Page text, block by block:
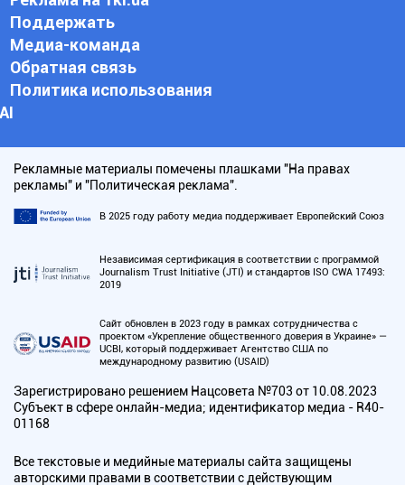
Поддержать
Медиа-команда
Обратная связь
Политика использования
АI
Рекламные материалы помечены плашками "На правах
рекламы" и "Политическая реклама".
В 2025 году работу медиа поддерживает Европейский Союз
Независимая сертификация в соответствии с программой
Journalism Trust Initiative (JTI) и стандартов ISO CWA 17493:
2019
Сайт обновлен в 2023 году в рамках сотрудничества с
проектом «Укрепление общественного доверия в Украине» —
UCBI, который поддерживает Агентство США по
международному развитию (USAID)
Зарегистрировано решением Нацсовета №703 от 10.08.2023
Субъект в сфере онлайн-медиа; идентификатор медиа - R40-
01168
Все текстовые и медийные материалы сайта защищены
авторскими правами в соответствии с действующим